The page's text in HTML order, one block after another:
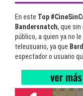
En este Top
Bandersnatch, que sin
público, a quien ya no
teleusuario, ya que
espectador o usuario